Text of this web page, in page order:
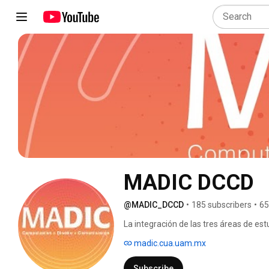
MADIC DCCD
@MADIC_DCCD • 185 subscribers •
La integración de las tres áreas de
Está dirigida a personas sensibles a
capacidades para contribuir en la
madic.cua.uam.mx